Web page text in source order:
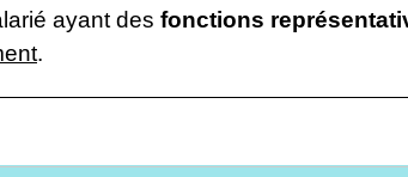
ayant des fonctions
.